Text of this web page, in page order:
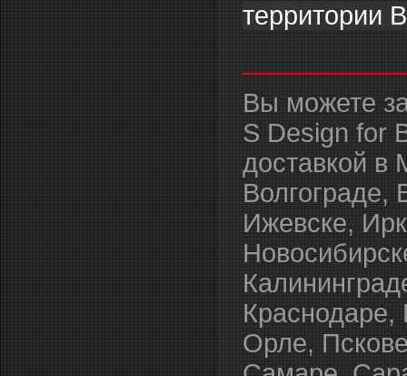
территории
Вы можете
S Design for
доставкой в
Волгограде,
Ижевске,
Орле,